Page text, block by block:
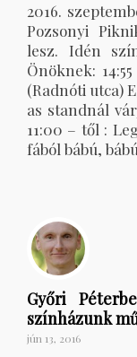
2016.
Pozsonyi
lesz. Idén
Önöknek:
(Radnóti utca)
as standnál
11:00 – től :
fából bábú,
Győri
színházunk
jún 13, 2016